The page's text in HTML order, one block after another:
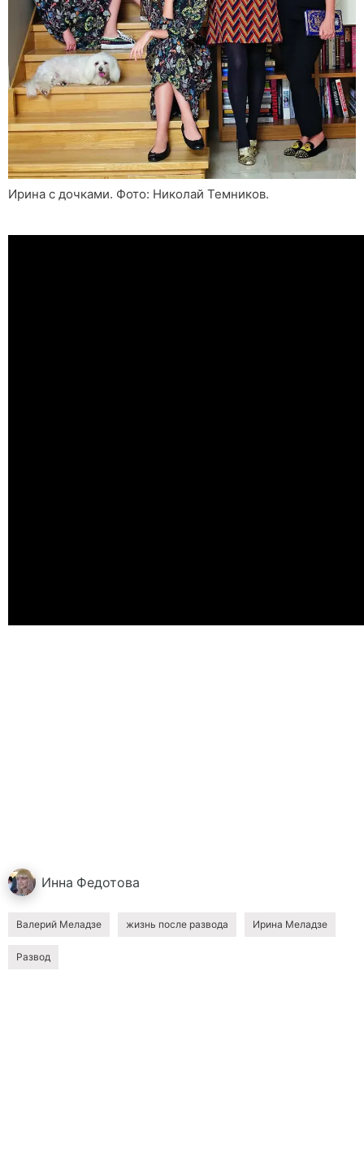
Ирина с дочками. Фото: Николай Темников.
Инна Федотова
Валерий Меладзе жизнь после развода Ирина Меладзе
Развод